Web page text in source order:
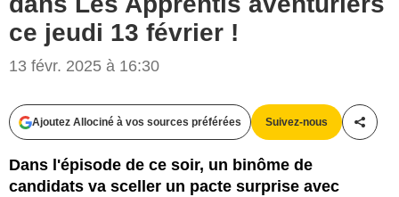
ce jeudi 13 février !
13 févr. 2025 à 16:30
Ajoutez Allociné à vos sources préférées Suivez-nous
Dans l'épisode de ce soir, un binôme de
candidats va sceller un pacte surprise avec